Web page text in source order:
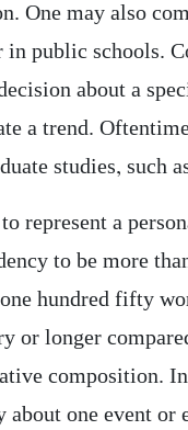
One may also
public schools.
about a
a trend.
studies, such
represent a
to be more
hundred fifty
or longer
composition.
one event or